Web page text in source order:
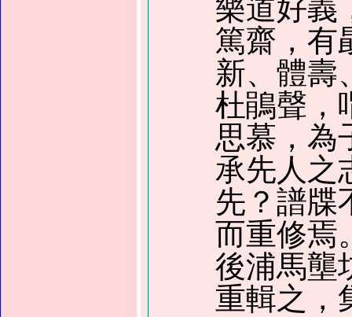
樂道好義
篤齋，有
新、體壽
杜鵑聲，
思慕，為
承先人之
先？譜牒
而重修焉
後浦馬壟
重輯之，